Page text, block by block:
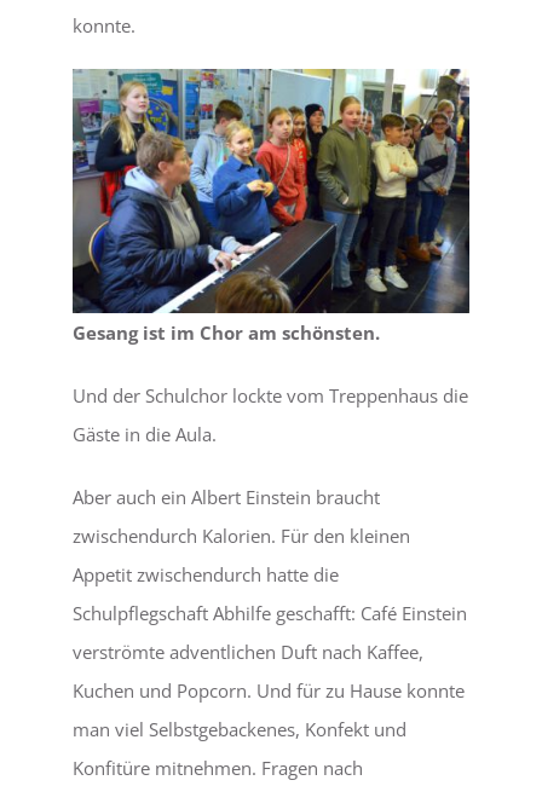
konnte.
Gesang ist im Chor am schönsten.
Und der Schulchor lockte vom Treppenhaus die
Gäste in die Aula.
Aber auch ein Albert Einstein braucht
zwischendurch Kalorien. Für den kleinen
Appetit zwischendurch hatte die
Schulpflegschaft Abhilfe geschafft: Café Einstein
verströmte adventlichen Duft nach Kaffee,
Kuchen und Popcorn. Und für zu Hause konnte
man viel Selbstgebackenes, Konfekt und
Konfitüre mitnehmen. Fragen nach